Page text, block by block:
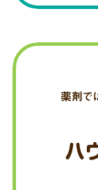
ハ
薬剤で